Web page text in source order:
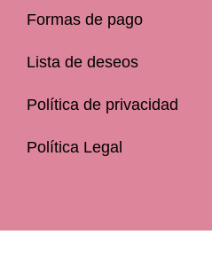
Formas de pago
Lista de deseos
Política de privacidad
Política Legal